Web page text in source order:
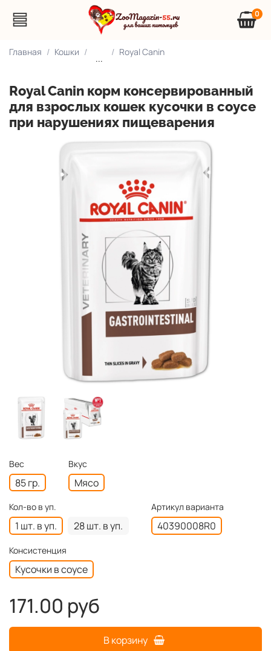
0
Главная Кошки
...
Royal Canin
Royal Canin корм консервированный
для взрослых кошек кусочки в соусе
при нарушениях пищеварения
Вес
85 гр.
Вкус
Мясо
Кол-во в уп.
1 шт. в уп. 28 шт. в уп.
Артикул варианта
40390008R0
Консистенция
Кусочки в соусе
171.00 руб
В корзину